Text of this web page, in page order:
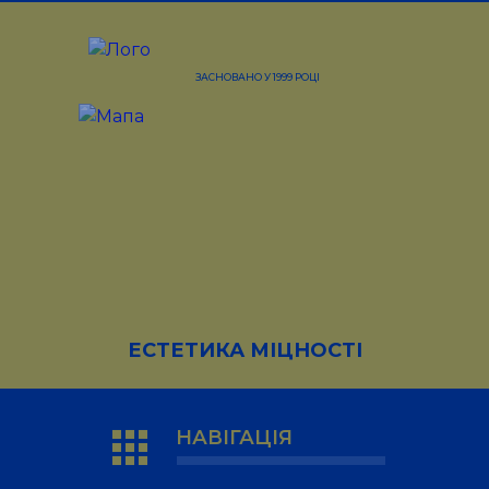
ЗАСНОВАНО У 1999 РОЦІ
ЕСТЕТИКА МІЦНОСТІ
apps НАВІГАЦІЯ